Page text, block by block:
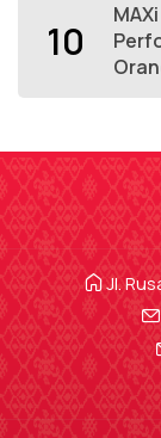
10
Jl.